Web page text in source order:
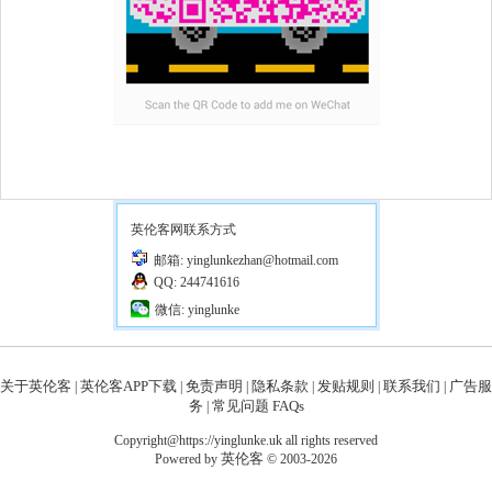
英伦客网联系方式
邮箱: yinglunkezhan@hotmail.com
QQ: 244741616
微信: yinglunke
关于英伦客 英伦客APP下载 免责声明 隐私条款 发贴规则 联系我们
广告服
务 常见问题 FAQs
Copyright@https://yinglunke.uk all rights reserved
Powered by 英伦客 © 2003-2026